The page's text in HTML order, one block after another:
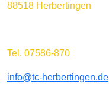
88518 Herbertingen
Tel. 07586-870
info@tc-herbertingen.de